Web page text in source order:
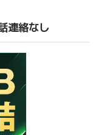
連絡なし